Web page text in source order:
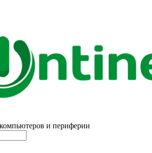
и периферии